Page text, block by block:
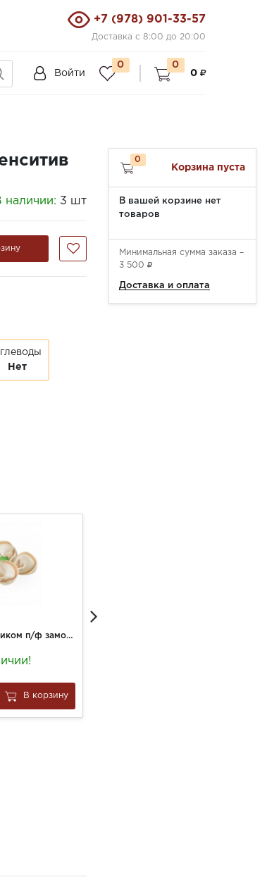
+7 (978) 901-33-57
Доставка с 8:00 до 20:00
Войти
0
0
0
наличии: 3 шт
Нет
Пельмени с кроликом п/ф замороженные вес.
В корзину
0
Корзина пуста
В вашей корзине нет
товаров
Минимальная сумма заказа –
3 500
Доставка и оплата